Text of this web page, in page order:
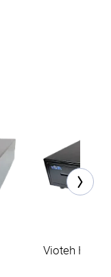
Vioteh HVC-